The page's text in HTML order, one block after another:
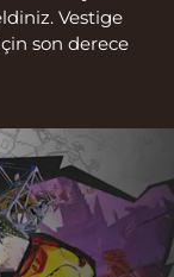
Vestige
son derece